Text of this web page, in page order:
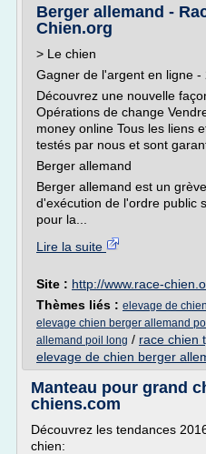
Berger allemand -
Chien.org
> Le chien
Gagner de l'argent en ligne -
Découvrez une nouvelle
Opérations de change
money online Tous les liens
testés par nous et sont
Berger allemand
Berger allemand est un
d'exécution de l'ordre public
pour la...
Lire la suite
Site : http://www.race-
Thèmes liés : elevage de
elevage chien berger allemand
allemand poil long / race chien
elevage de chien berger
Manteau pour grand
chiens.com
Découvrez les tendances
chien: